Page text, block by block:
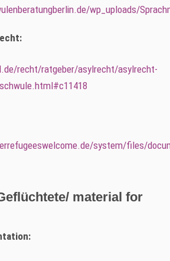
wp_uploads/
recht/ratgeber/asylrecht/asylrecht-
system/files/
material for